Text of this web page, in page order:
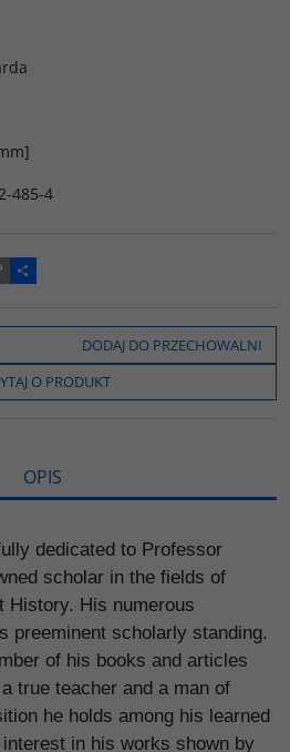
485-4
P
o
z
e
l
s
DODAJ DO PRZECHOWALNI
O PRODUKT
OPIS
dedicated to Professor
scholar in the fields of
History. His numerous
preeminent scholarly standing.
of his books and articles
true teacher and a man of
he holds among his learned
in his works shown by